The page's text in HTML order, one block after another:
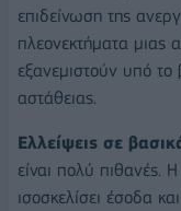
επιδείνωση της
πλεονεκτήματα μιας
εξανεμιστούν υπό το
αστάθειας.
Ελλείψεις σε
είναι πολύ πιθανές.
ισοσκελίσει έσοδα